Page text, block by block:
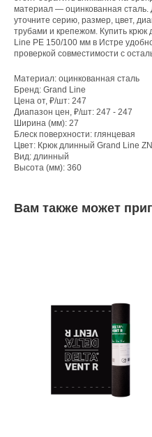
материал — оцинкованная сталь.
уточните серию, размер, цвет,
трубами и крепежом. Купить
Line PE 150/100 мм в Истре
проверкой совместимости с
Материал: оцинкованная сталь
Бренд: Grand Line
Цена от, ₽/шт: 247
Диапазон цен, ₽/шт: 247 - 247
Ширина (мм): 27
Блеск поверхности: глянцевая
Цвет: Крюк длинный Grand Line
Вид: длинный
Высота (мм): 360
Вам также может